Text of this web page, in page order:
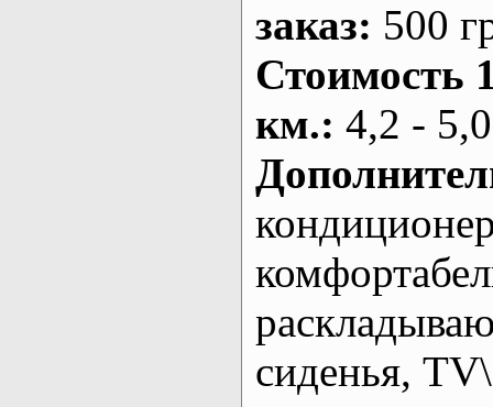
заказ: 500
Стоимость
км.: 4,2 -
сиденья,